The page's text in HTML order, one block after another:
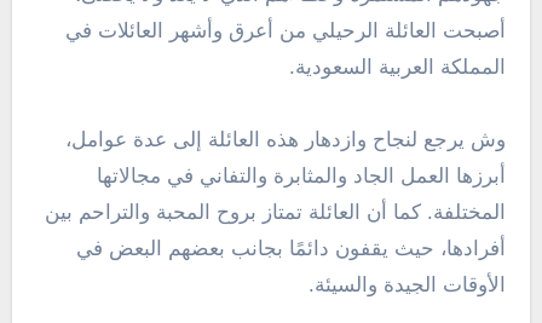
أصبحت العائلة الرحيلي من أعرق وأشهر العائلات في
المملكة العربية السعودية.
وش يرجع لنجاح وازدهار هذه العائلة إلى عدة عوامل،
أبرزها العمل الجاد والمثابرة والتفاني في مجالاتها
المختلفة. كما أن العائلة تمتاز بروح المحبة والتراحم بين
أفرادها، حيث يقفون دائمًا بجانب بعضهم البعض في
الأوقات الجيدة والسيئة.